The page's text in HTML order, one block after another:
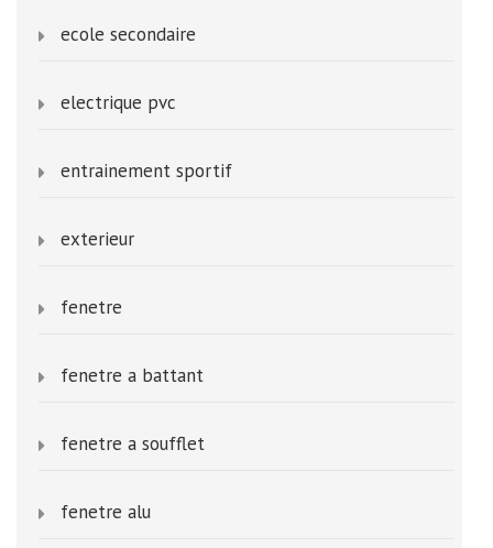
ecole secondaire
electrique pvc
entrainement sportif
exterieur
fenetre
fenetre a battant
fenetre a soufflet
fenetre alu